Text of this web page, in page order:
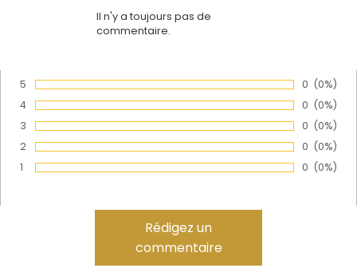
Il n'y a toujours pas de
commentaire.
Vote :
5 Nombre
0 (0%)
Vote :
4 Nombre
0 (0%)
Vote :
3 Nombre
0 (0%)
Vote :
2 Nombre
0 (0%)
Vote :
1 Nombre
0 (0%)